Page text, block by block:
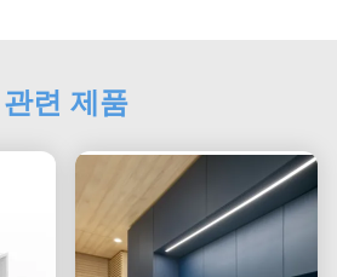
관련 제품